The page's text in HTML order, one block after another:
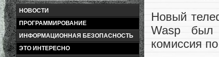
НОВОСТИ
ПРОГРАММИРОВАНИЕ
ИНФОРМАЦИОННАЯ БЕЗОПАСНОСТЬ
ЭТО ИНТЕРЕСНО
Новый
Wasp был
комиссия